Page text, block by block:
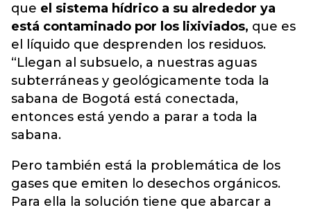
que el sistema hídrico a su alrededor ya
está contaminado por los lixiviados, que es
el líquido que desprenden los residuos.
“Llegan al subsuelo, a nuestras aguas
subterráneas y geológicamente toda la
sabana de Bogotá está conectada,
entonces está yendo a parar a toda la
sabana.
Pero también está la problemática de los
gases que emiten lo desechos orgánicos.
Para ella la solución tiene que abarcar a